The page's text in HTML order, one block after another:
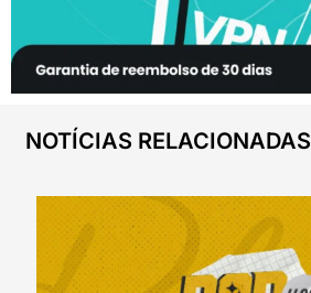
NOTÍCIAS RELACIONADAS